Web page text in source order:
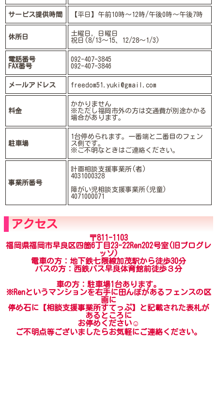
サービス提供時間 【平日】午前10時～12時/午後0時～午後7時
休所日
土曜日，日曜日
祝日(8/13～15、12/28～1/3)
電話番号
FAX番号
092-407-3845
092-407-3846
メールアドレス freedom51.yuki@gmail.com
料金
かかりません
※ただし福岡市外の方は交通費が別途かかる
場合があります。
駐車場
1台停められます。一番端と二番目のフェン
ス側です。
※ご不明なときはご連絡ください。
事業所番号
計画相談支援事業所(者)
4031000328
障がい児相談支援事業所(児童)
4071000071
アクセス
〒811-1103
福岡県福岡市早良区四箇6丁目23-22Ren202号室(旧ブログレ
ッソ)
電車の方：地下鉄七隈線加茂駅から徒歩30分
バスの方：西鉄バス早良体育館前徒歩３分
車の方：駐車場1台あります。
※Renというマンションを右手に田んぼがあるフェンスの区
画に
停め石に【相談支援事業所すてっぷ】と記載された表札が
あるところに
お停めください☺
ご不明点等ございましたらお気軽にご連絡ください。